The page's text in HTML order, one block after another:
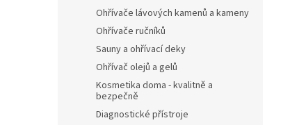
Ohřívače lávových kamenů a kameny
Ohřívače ručníků
Sauny a ohřívací deky
Ohřívač olejů a gelů
Kosmetika doma - kvalitně a
bezpečně
Diagnostické přístroje